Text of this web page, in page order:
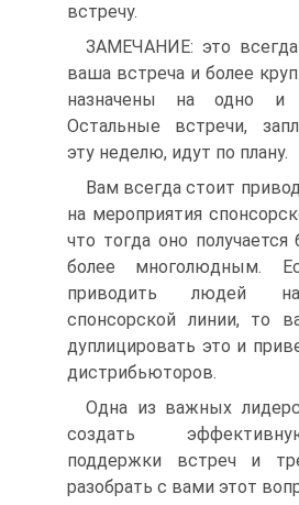
встречу.
ЗАМЕЧАНИЕ: это всегда
ваша встреча и более
назначены на одно
Остальные встречи,
эту неделю, идут по плану.
Вам всегда стоит
на мероприятия
что тогда оно
более многолюдным.
приводить людей на
спонсорской линии, то
дуплицировать это и
дистрибьюторов.
Одна из важных
создать
поддержки встреч и
разобрать с вами этот